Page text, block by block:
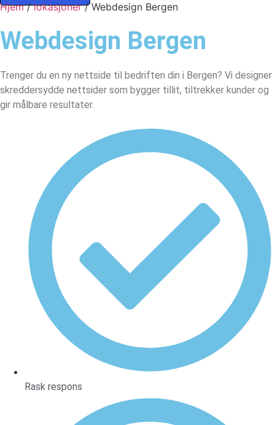
Hjem/lokasjoner/Webdesign Bergen
Webdesign Bergen
Trenger du en ny nettside til bedriften din i Bergen? Vi designer
skreddersydde nettsider som bygger tillit, tiltrekker kunder og
gir målbare resultater.
Rask respons